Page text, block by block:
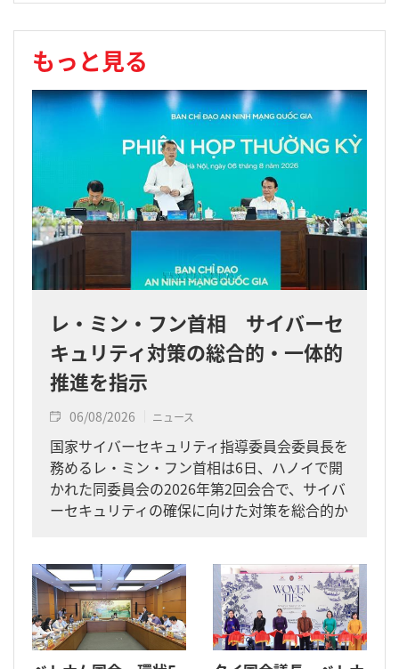
もっと見る
レ・ミン・フン首相 サイバーセ
キュリティ対策の総合的・一体的
推進を指示
06/08/2026 ニュース
国家サイバーセキュリティ指導委員会委員長を
務めるレ・ミン・フン首相は6日、ハノイで開
かれた同委員会の2026年第2回会合で、サイバ
ーセキュリティの確保に向けた対策を総合的か